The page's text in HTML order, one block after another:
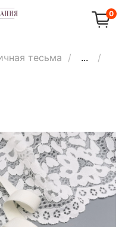
0
тесьма
...